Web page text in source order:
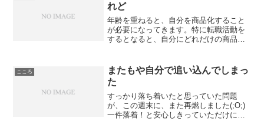
れど
年齢を重ねると、自分を商品化すること
が必要になってきます。特に転職活動を
するとなると、自分にどれだけの商品価
す。組織に属さずに、自分で何かをする
ならば余計に自分をアピール...
こころ
またもや自分で追い込んでしまっ
た
すっかり落ち着いたと思っていた問題
が、この週末に、また再燃しました(;O;)
一件落着！と安心しきっていただけに、